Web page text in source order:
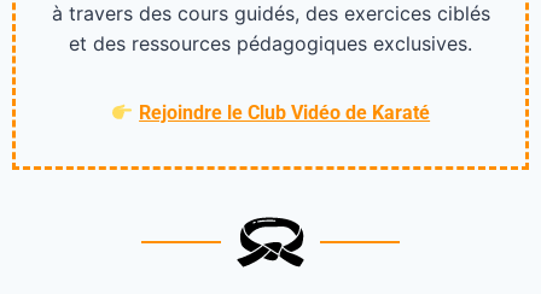
à travers des cours guidés, des exercices ciblés
et des ressources pédagogiques exclusives.
Rejoindre le Club Vidéo de Karaté